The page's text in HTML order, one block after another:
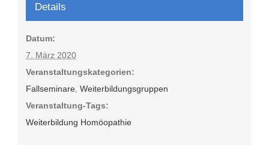
Details
Datum:
7. März 2020
Veranstaltungskategorien:
Fallseminare ,Weiterbildungsgruppen
Veranstaltung-Tags:
Weiterbildung Homöopathie